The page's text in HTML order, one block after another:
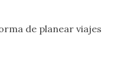
de planear viajes